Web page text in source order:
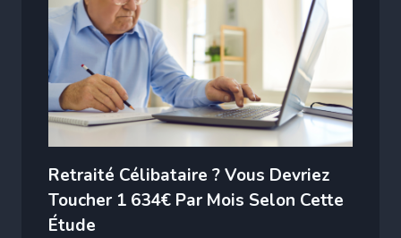
Retraité Célibataire ? Vous Devriez
Toucher 1 634€ Par Mois Selon Cette
Étude